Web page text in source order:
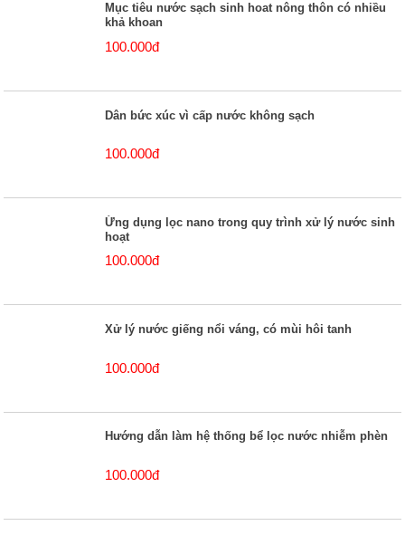
Mục tiêu nước sạch sinh hoat nông thôn có nhiều
khả khoan
100.000đ
Dân bức xúc vì cấp nước không sạch
100.000đ
Ứng dụng lọc nano trong quy trình xử lý nước sinh
hoạt
100.000đ
Xử lý nước giếng nổi váng, có mùi hôi tanh
100.000đ
Hướng dẫn làm hệ thống bể lọc nước nhiễm phèn
100.000đ